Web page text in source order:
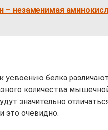
– незаменимая
усвоению белка
количества
значительно
это очевидно.